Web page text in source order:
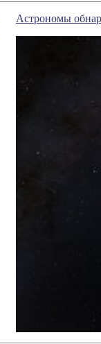
Астрономы